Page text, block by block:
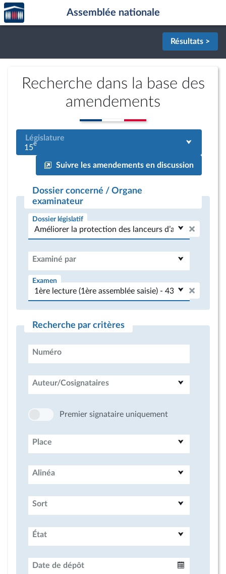
Aller au contenu
Aller en bas de la page
Accèder
à la
page
Assemblée nationale
Résultats >
Recherche dans la base des
amendements
Législature
15e
Suivre les amendements en discussion
Dossier concerné / Organe
examinateur
Dossier législatif
Examiné par
Examen
Recherche par critères
Numéro
Auteur/Cosignataires
Premier signataire uniquement
Place
Alinéa
Sort
État
Date de dépôt